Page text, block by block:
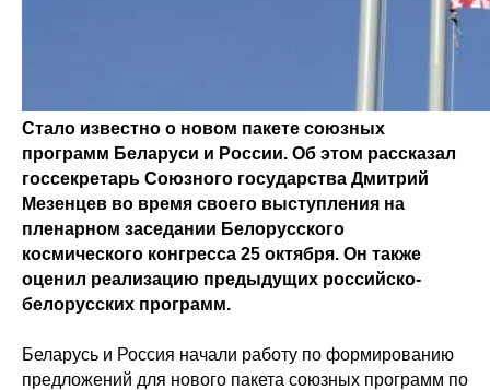
Стало известно о новом пакете союзных
программ Беларуси и России. Об этом рассказал
госсекретарь Союзного государства Дмитрий
Мезенцев во время своего выступления на
пленарном заседании Белорусского
космического конгресса 25 октября. Он также
оценил реализацию предыдущих российско-
белорусских программ.
Беларусь и Россия начали работу по формированию
предложений для нового пакета союзных программ по